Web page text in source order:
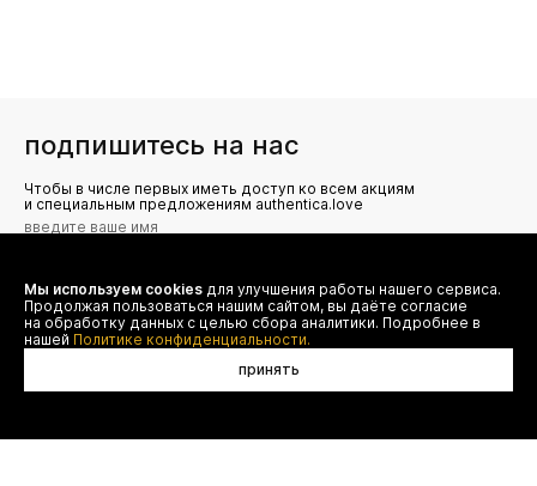
подпишитесь на нас
Чтобы в числе первых иметь доступ ко всем акциям
и специальным предложениям authentica.love
Я даю согласие на сбор, обработку и хранение моих
персональных данных (имя, email, телефон) для получения
рекламных и информационных рассылок от ООО 'БТ
Юнайтед', а также ознакомлен(а) с
Политикой конфиденциальности
Мы используем cookies для улучшения работы нашего сервиса.
Продолжая пользоваться нашим сайтом, вы даёте согласие
на обработку данных с целью сбора аналитики. Подробнее в
нашей Политике конфиденциальности.
принять